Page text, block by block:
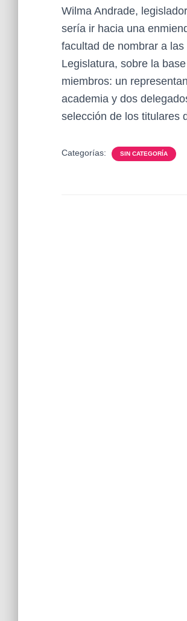
Wilma Andrade,
sería ir hacia una
facultad de nombrar a
Legislatura, sobre la
miembros: un
academia y dos
selección de los titulares
Categorías: SIN CATEGORÍA